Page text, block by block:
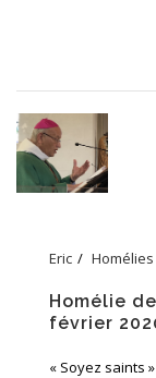
Eric Homélies
Homélie
février
« Soyez saints